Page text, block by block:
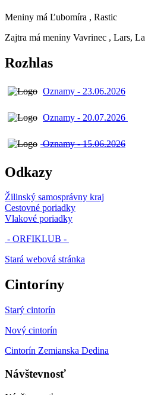
Meniny má Ľubomíra , Rastic
Zajtra má meniny Vavrinec , Lars,
Rozhlas
Oznamy - 23.06.2026
Oznamy - 20.07.2026
Oznamy - 15.06.2026
Odkazy
Žilinský samosprávny kraj
Cestovné poriadky
Vlakové poriadky
- ORFIKLUB -
Stará webová stránka
Cintoríny
Starý cintorín
Nový cintorín
Cintorín Zemianska Dedina
Návštevnosť